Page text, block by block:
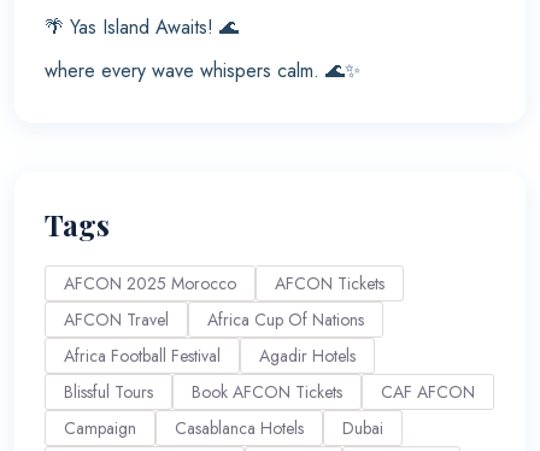
🌴 Yas Island Awaits! 🌊
where every wave whispers calm. 🌊✨
Tags
AFCON 2025 Morocco
AFCON Tickets
AFCON Travel
Africa Cup Of Nations
Africa Football Festival
Agadir Hotels
Blissful Tours
Book AFCON Tickets
CAF AFCON
Campaign
Casablanca Hotels
Dubai